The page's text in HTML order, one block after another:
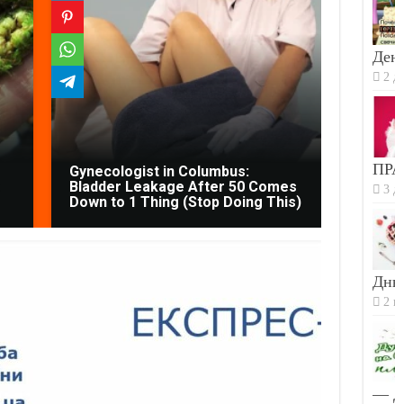
Gynecologist in Columbus:
Bladder Leakage After 50 Comes
Down to 1 Thing (Stop Doing This)
This
2
3
2
—